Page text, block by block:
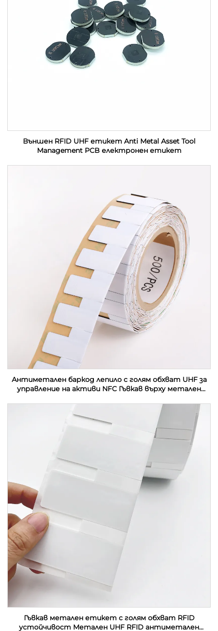
Външен RFID UHF етикет Anti Metal Asset Tool
Management PCB електронен етикет
Антиметален баркод лепило с голям обхват UHF за
управление на активи NFC Гъвкав върху метален
Гъвкав метален етикет с голям обхват RFID
устойчивост Метален UHF RFID антиметален